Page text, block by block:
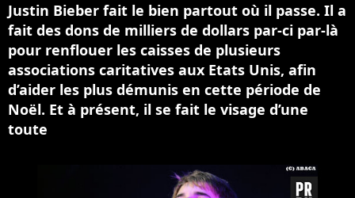
Justin Bieber fait le bien partout où il passe. Il a
fait des dons de milliers de dollars par-ci par-là
pour renflouer les caisses de plusieurs
associations caritatives aux Etats Unis, afin
d’aider les plus démunis en cette période de
Noël. Et à présent, il se fait le visage d’une
toute